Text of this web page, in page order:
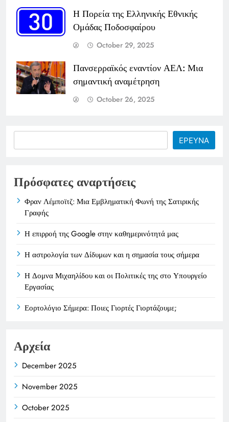
Η Πορεία της Ελληνικής Εθνικής
Ομάδας Ποδοσφαίρου
October 29, 2025
Πανσερραϊκός εναντίον ΑΕΛ: Μια
σημαντική αναμέτρηση
October 26, 2025
ΕΡΕΥΝΑ
Πρόσφατες αναρτήσεις
Φραν Λέμποϊτζ: Μια Εμβληματική Φωνή της Σατιρικής
Γραφής
Η επιρροή της Google στην καθημερινότητά μας
Η αστρολογία των Δίδυμων και η σημασία τους σήμερα
Η Δομνα Μιχαηλίδου και οι Πολιτικές της στο Υπουργείο
Εργασίας
Εορτολόγιο Σήμερα: Ποιες Γιορτές Γιορτάζουμε;
Αρχεία
December 2025
November 2025
October 2025